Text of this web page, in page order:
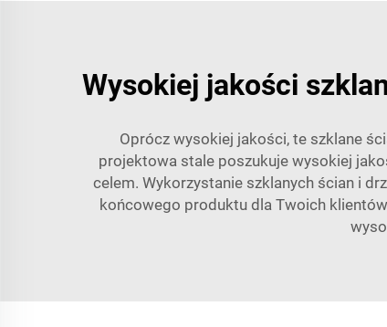
Wysokiej jakości
Oprócz wysokiej jakości, te szklane
projektowa stale poszukuje wysokiej
celem. Wykorzystanie szklanych ścian i
końcowego produktu dla Twoich